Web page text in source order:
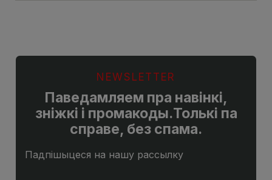
NEWSLETTER
Паведамляем пра навінкі,
зніжкі і промакоды.Толькі па
справе, без спама.
Падпішыцеся на нашу рассылку